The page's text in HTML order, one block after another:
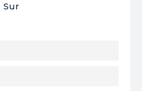
Sur